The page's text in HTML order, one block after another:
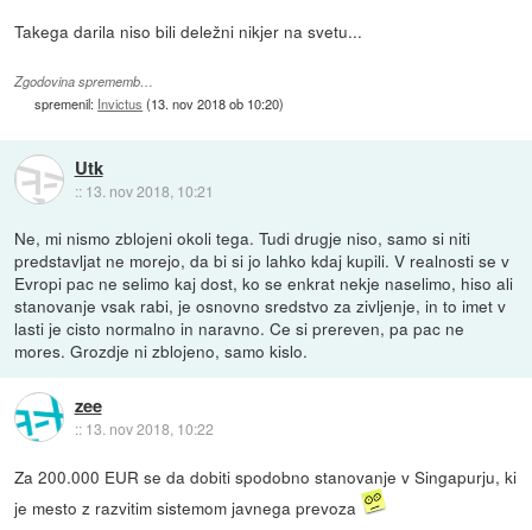
Takega darila niso bili deležni nikjer na svetu...
Zgodovina sprememb…
spremenil: Invictus (13. nov 2018 ob 10:20)
Utk
:: 13. nov 2018, 10:21
Ne, mi nismo zblojeni okoli tega. Tudi drugje niso, samo si niti
predstavljat ne morejo, da bi si jo lahko kdaj kupili. V realnosti se v
Evropi pac ne selimo kaj dost, ko se enkrat nekje naselimo, hiso ali
stanovanje vsak rabi, je osnovno sredstvo za zivljenje, in to imet v
lasti je cisto normalno in naravno. Ce si prereven, pa pac ne
mores. Grozdje ni zblojeno, samo kislo.
zee
:: 13. nov 2018, 10:22
Za 200.000 EUR se da dobiti spodobno stanovanje v Singapurju, ki
je mesto z razvitim sistemom javnega prevoza